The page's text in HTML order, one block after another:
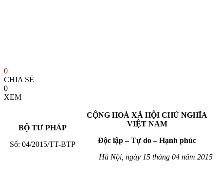
0
CHIA SẺ
0
XEM
BỘ TƯ PHÁP
Số: 04/2015/TT-BTP
CỘNG HOÀ XÃ HỘI CHỦ NGHĨA
VIỆT NAM
Độc lập – Tự do – Hạnh phúc
Hà Nội, ngày 15 tháng 04 năm 2015